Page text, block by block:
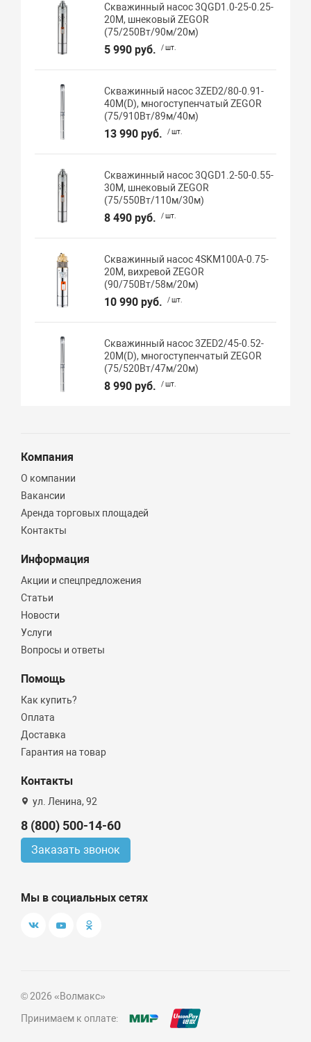
Скважинный насос 3QGD1.0-25-0.25-
20M, шнековый ZEGOR
(75/250Вт/90м/20м)
5 990 руб. / шт.
Скважинный насос 3ZED2/80-0.91-
40M(D), многоступенчатый ZEGOR
(75/910Вт/89м/40м)
13 990 руб. / шт.
Скважинный насос 3QGD1.2-50-0.55-
30M, шнековый ZEGOR
(75/550Вт/110м/30м)
8 490 руб. / шт.
Скважинный насос 4SKM100A-0.75-
20M, вихревой ZEGOR
(90/750Вт/58м/20м)
10 990 руб. / шт.
Скважинный насос 3ZED2/45-0.52-
20M(D), многоступенчатый ZEGOR
(75/520Вт/47м/20м)
8 990 руб. / шт.
Компания
О компании
Вакансии
Аренда торговых площадей
Контакты
Информация
Акции и спецпредложения
Статьи
Новости
Услуги
Вопросы и ответы
Помощь
Как купить?
Оплата
Доставка
Гарантия на товар
Контакты
ул. Ленина, 92
8 (800) 500-14-60
Заказать звонок
Мы в социальных сетях
© 2026 «Волмакс»
Принимаем к оплате: